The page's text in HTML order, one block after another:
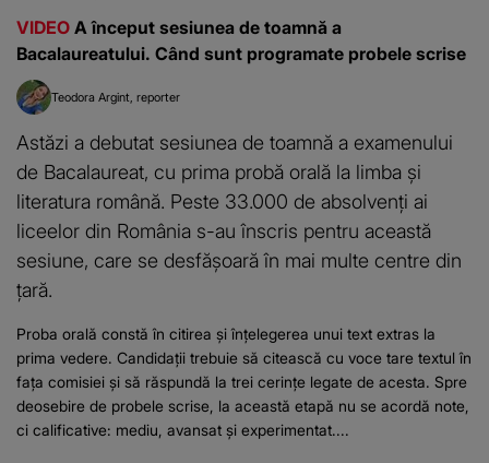
VIDEO A început sesiunea de toamnă a
Bacalaureatului. Când sunt programate probele scrise
Teodora Argint reporter
Astăzi a debutat sesiunea de toamnă a examenului
de Bacalaureat, cu prima probă orală la limba și
literatura română. Peste 33.000 de absolvenți ai
liceelor din România s-au înscris pentru această
sesiune, care se desfășoară în mai multe centre din
țară.
Proba orală constă în citirea și înțelegerea unui text extras la
prima vedere. Candidații trebuie să citească cu voce tare textul în
fața comisiei și să răspundă la trei cerințe legate de acesta. Spre
deosebire de probele scrise, la această etapă nu se acordă note,
ci calificative: mediu, avansat și experimentat....